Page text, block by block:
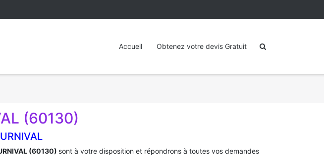
Accueil Obtenez votre devis Gratuit
(60130)
(60130) sont à votre disposition et répondrons à toutes vos demandes